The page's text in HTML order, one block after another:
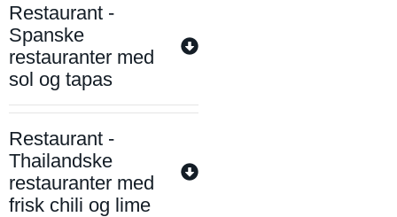
Restaurant -
Spanske
restauranter med
sol og tapas
Restaurant -
Thailandske
restauranter med
frisk chili og lime